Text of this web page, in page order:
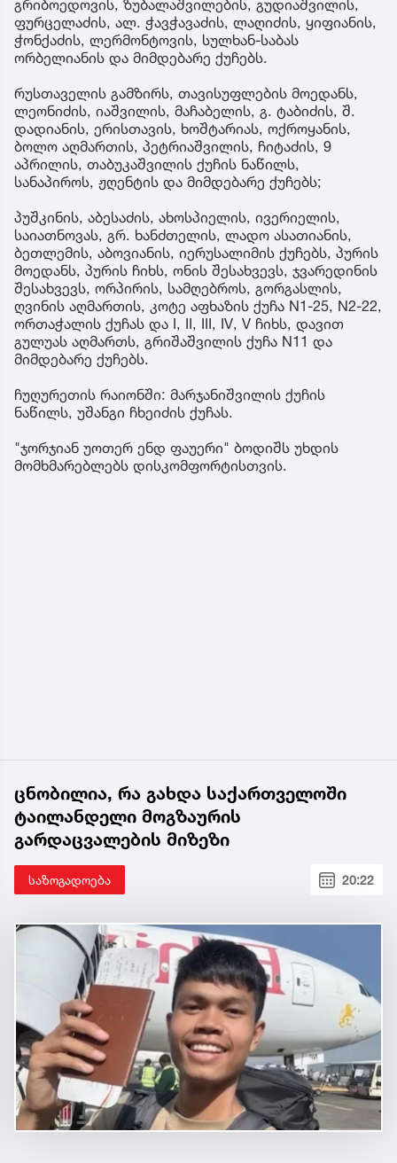
გრიბოედოვის, ზუბალაშვილების, გუდიაშვილის,
ფურცელაძის, ალ. ჭავჭავაძის, ლაღიძის, ყიფიანის,
ჭონქაძის, ლერმონტოვის, სულხან-საბას
ორბელიანის და მიმდებარე ქუჩებს.
რუსთაველის გამზირს, თავისუფლების მოედანს,
ლეონიძის, იაშვილის, მაჩაბელის, გ. ტაბიძის, შ.
დადიანის, ერისთავის, ხოშტარიას, ოქროყანის,
ბოლო აღმართის, პეტრიაშვილის, ჩიტაძის, 9
აპრილის, თაბუკაშვილის ქუჩის ნაწილს,
სანაპიროს, ჟღენტის და მიმდებარე ქუჩებს;
პუშკინის, აბესაძის, ახოსპიელის, ივერიელის,
საიათნოვას, გრ. ხანძთელის, ლადო ასათიანის,
ბეთლემის, აბოვიანის, იერუსალიმის ქუჩებს, პურის
მოედანს, პურის ჩიხს, ონის შესახვევს, ჯვარედინის
შესახვევს, ორპირის, სამღებროს, გორგასლის,
ღვინის აღმართის, კოტე აფხაზის ქუჩა N1-25, N2-22,
ორთაჭალის ქუჩას და I, II, III, IV, V ჩიხს, დავით
გულუას აღმართს, გრიშაშვილის ქუჩა N11 და
მიმდებარე ქუჩებს.
ჩუღურეთის რაიონში: მარჯანიშვილის ქუჩის
ნაწილს, უშანგი ჩხეიძის ქუჩას.
"ჯორჯიან უოთერ ენდ ფაუერი" ბოდიშს უხდის
მომხმარებლებს დისკომფორტისთვის.
ცნობილია, რა გახდა საქართველოში
ტაილანდელი მოგზაურის
გარდაცვალების მიზეზი
საზოგადოება 20:22